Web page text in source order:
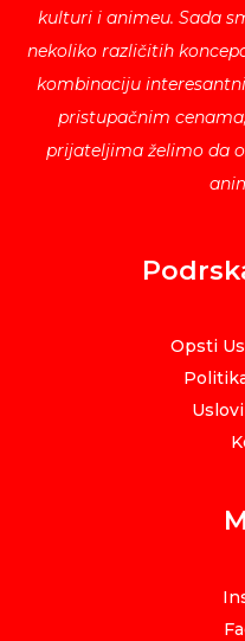
kulturi i animeu. Sada
nekoliko različitih
kombinaciju
pristupačnim
prijateljima želimo da
Opsti